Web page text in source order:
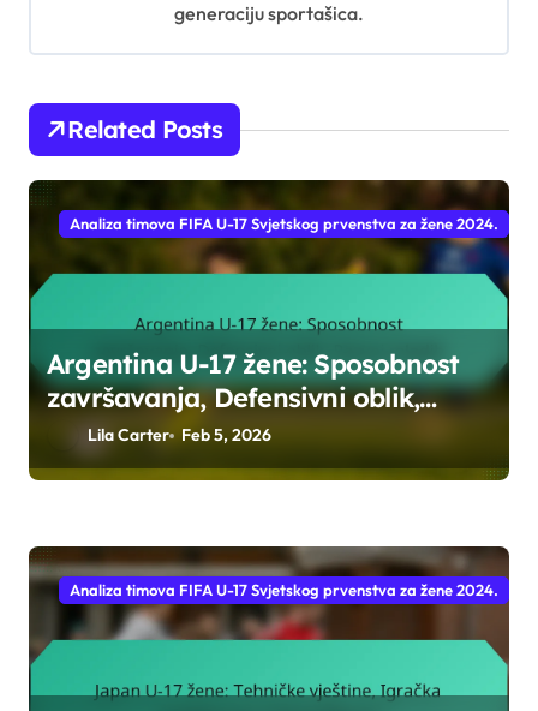
generaciju sportašica.
Related Posts
Analiza timova FIFA U-17 Svjetskog prvenstva za žene 2024.
Argentina U-17 žene: Sposobnost
završavanja, Defensivni oblik,
Razvoj mladih
Lila Carter Feb 5, 2026
Analiza timova FIFA U-17 Svjetskog prvenstva za žene 2024.